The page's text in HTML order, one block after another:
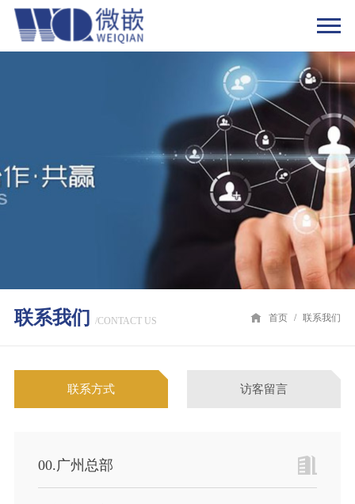
联系我们 /CONTACT US 首页 / 联系我们
联系方式 访客留言
00.广州总部